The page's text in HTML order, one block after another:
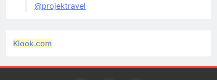
@projektravel
Klook.com